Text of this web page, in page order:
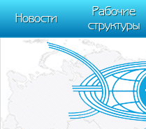
m[i].l=1*new Date(); for (var j = 0;
trackLinks:true,
Новости
Рабочие
структуры